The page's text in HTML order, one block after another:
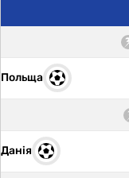
Польща
Данія